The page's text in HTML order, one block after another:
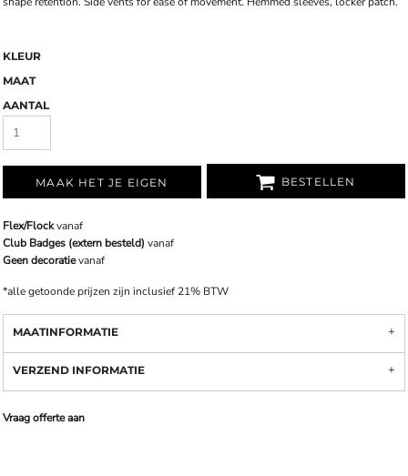
KLEUR
MAAT
AANTAL
MAAK HET JE EIGEN BESTELLEN
Flex/Flockvanaf
Club Badges (extern besteld) vanaf
Geen decoratievanaf
*alle getoonde prijzen zijn inclusief 21% BTW
MAATINFORMATIE
VERZEND INFORMATIE
Vraag offerte aan